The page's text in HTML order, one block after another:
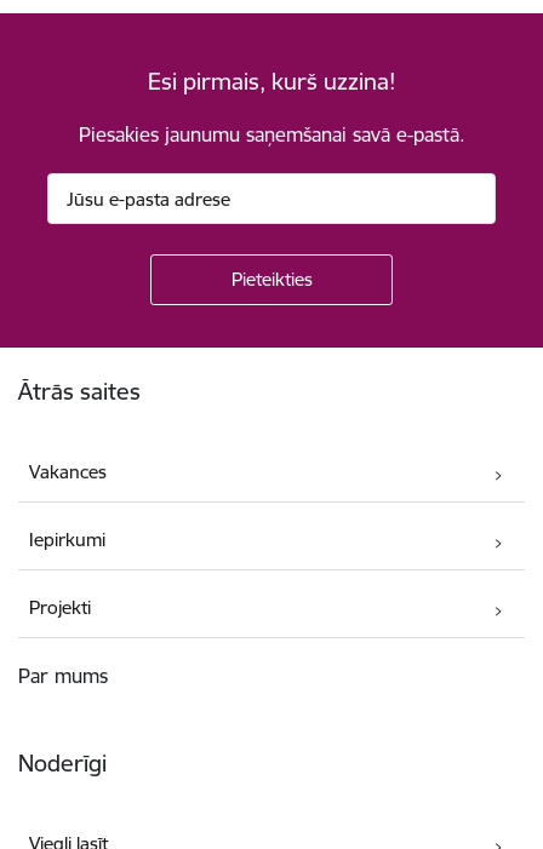
Esi pirmais, kurš uzzina!
Piesakies jaunumu saņemšanai savā e-pastā.
Ātrās saites
Vakances
Iepirkumi
Projekti
Par mums
Noderīgi
Viegli lasīt